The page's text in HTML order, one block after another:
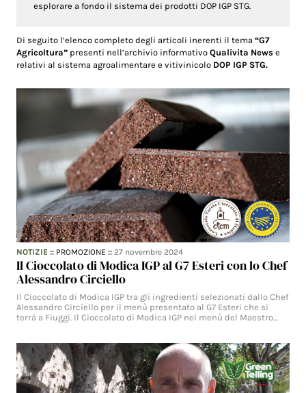
esplorare a fondo il sistema dei prodotti DOP IGP STG.
Di seguito l’elenco completo degli articoli inerenti il tema“G7
Agricoltura” presenti nell’archivio informativoQualivita News e
relativi al sistema agroalimentare e vitivinicolo DOP IGP STG.
NOTIZIE :: PROMOZIONE ::27 novembre 2024
Il Cioccolato di Modica IGP al G7 Esteri con lo Chef
Alessandro Circiello
Il Cioccolato di Modica IGP tra gli ingredienti selezionati dallo Chef
Alessandro Circiello per il menù presentato al G7 Esteri che si
terrà a Fiuggi. Il Cioccolato di Modica IGP nel menù del Maestro…